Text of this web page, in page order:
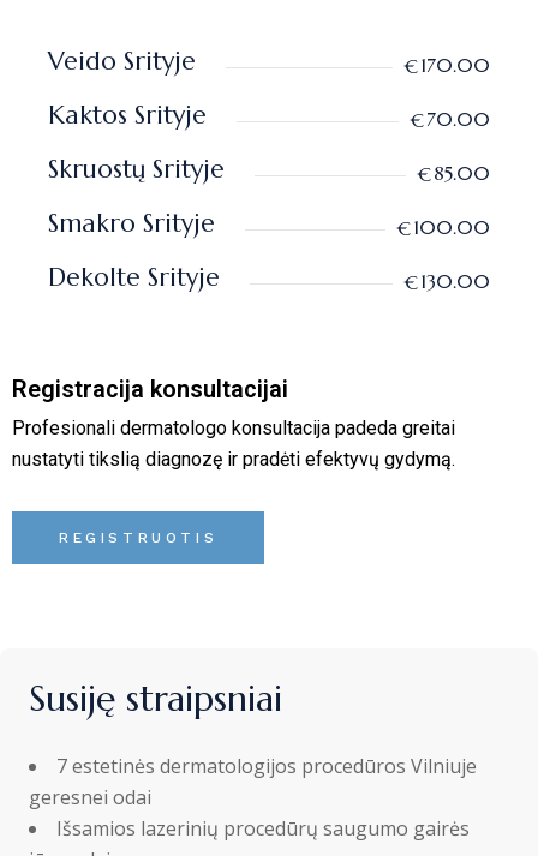
Veido Srityje €170.00
Kaktos Srityje €70.00
Skruostų Srityje €85.00
Smakro Srityje €100.00
Dekolte Srityje €130.00
Registracija konsultacijai
Profesionali dermatologo konsultacija padeda greitai
nustatyti tikslią diagnozę ir pradėti efektyvų gydymą.
REGISTRUOTIS
Susiję straipsniai
7 estetinės dermatologijos procedūros Vilniuje
geresnei odai
Išsamios lazerinių procedūrų saugumo gairės